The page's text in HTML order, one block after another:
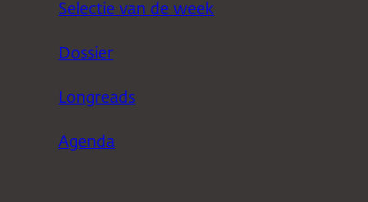
Selectie van de week
Dossier
Longreads
Agenda